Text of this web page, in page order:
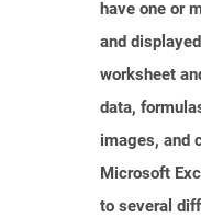
have one or
and
worksheet
data,
images, and
Microsoft
to several